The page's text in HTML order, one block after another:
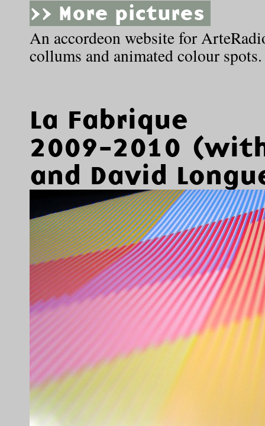
>> More pictures
An accordeon website for
collums and animated colour
La Fabrique
2009-2010
and David